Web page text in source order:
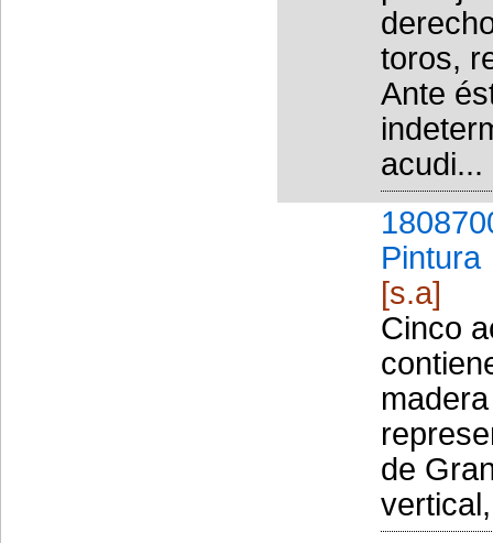
toros,
Ante
acudi...
Pintura
[s.a]
Cinco
de